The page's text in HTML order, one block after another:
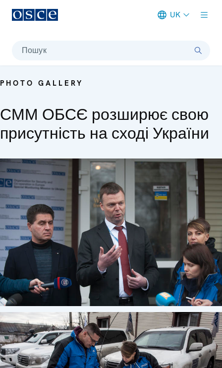
UK
Пошук
PHOTO GALLERY
СММ ОБСЄ розширює свою
присутність на сході України